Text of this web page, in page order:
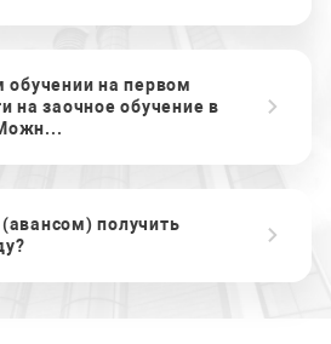
обучении на первом
на заочное обучение в
получить